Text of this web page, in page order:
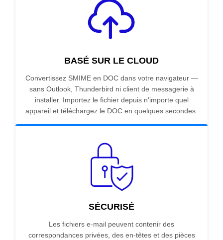
BASÉ SUR LE CLOUD
Convertissez SMIME en DOC dans votre navigateur —
sans Outlook, Thunderbird ni client de messagerie à
installer. Importez le fichier depuis n'importe quel
appareil et téléchargez le DOC en quelques secondes.
SÉCURISÉ
Les fichiers e-mail peuvent contenir des
correspondances privées, des en-têtes et des pièces